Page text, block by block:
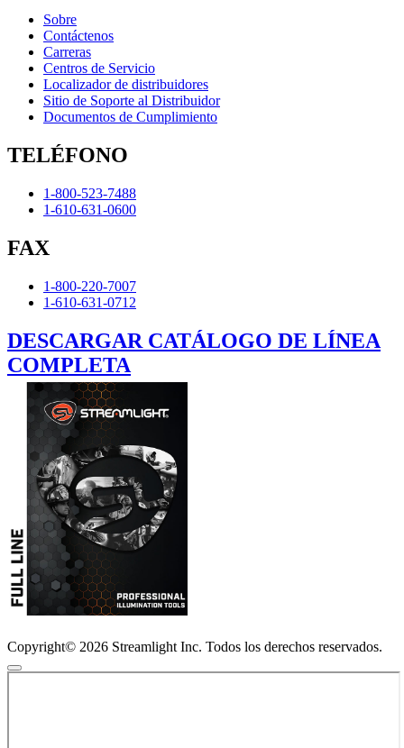
Sobre
Contáctenos
Carreras
Centros de Servicio
Localizador de distribuidores
Sitio de Soporte al Distribuidor
Documentos de Cumplimiento
TELÉFONO
1-800-523-7488
1-610-631-0600
FAX
1-800-220-7007
1-610-631-0712
DESCARGAR CATÁLOGO DE LÍNEA
COMPLETA
Copyright© 2026 Streamlight Inc. Todos los derechos reservados.